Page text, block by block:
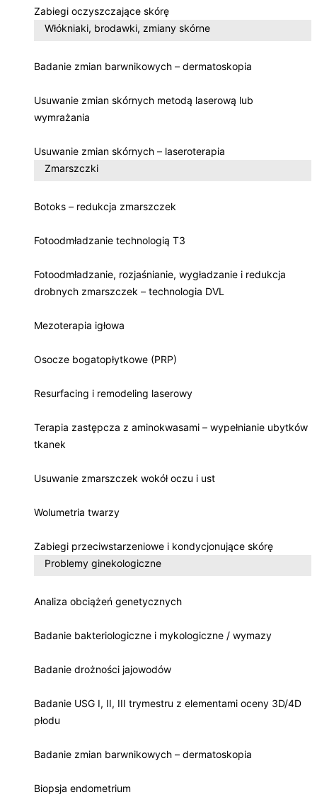
Zabiegi oczyszczające skórę
Włókniaki, brodawki, zmiany skórne
Badanie zmian barwnikowych – dermatoskopia
Usuwanie zmian skórnych metodą laserową lub
wymrażania
Usuwanie zmian skórnych – laseroterapia
Zmarszczki
Botoks – redukcja zmarszczek
Fotoodmładzanie technologią T3
Fotoodmładzanie, rozjaśnianie, wygładzanie i redukcja
drobnych zmarszczek – technologia DVL
Mezoterapia igłowa
Osocze bogatopłytkowe (PRP)
Resurfacing i remodeling laserowy
Terapia zastępcza z aminokwasami – wypełnianie ubytków
tkanek
Usuwanie zmarszczek wokół oczu i ust
Wolumetria twarzy
Zabiegi przeciwstarzeniowe i kondycjonujące skórę
Problemy ginekologiczne
Analiza obciążeń genetycznych
Badanie bakteriologiczne i mykologiczne / wymazy
Badanie drożności jajowodów
Badanie USG I, II, III trymestru z elementami oceny 3D/4D
płodu
Badanie zmian barwnikowych – dermatoskopia
Biopsja endometrium